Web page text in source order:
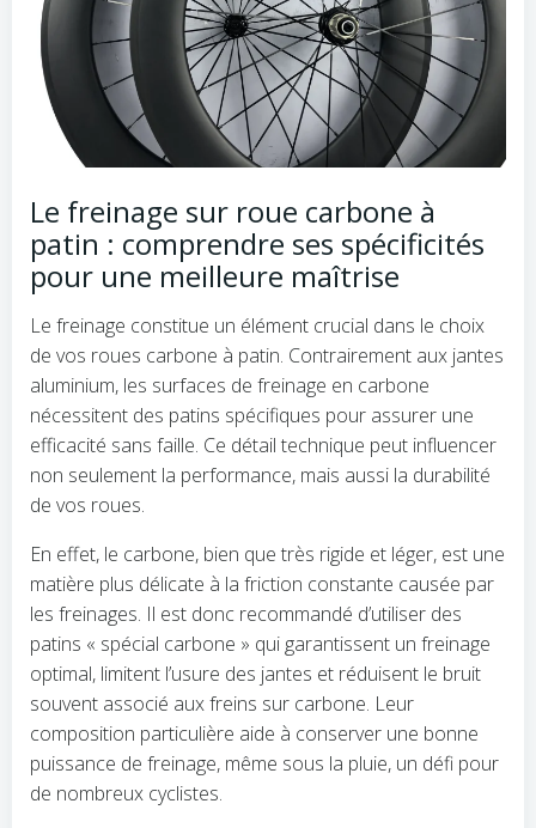
Le freinage sur roue carbone à
patin : comprendre ses spécificités
pour une meilleure maîtrise
Le freinage constitue un élément crucial dans le choix
de vos roues carbone à patin. Contrairement aux jantes
aluminium, les surfaces de freinage en carbone
nécessitent des patins spécifiques pour assurer une
efficacité sans faille. Ce détail technique peut influencer
non seulement la performance, mais aussi la durabilité
de vos roues.
En effet, le carbone, bien que très rigide et léger, est une
matière plus délicate à la friction constante causée par
les freinages. Il est donc recommandé d’utiliser des
patins « spécial carbone » qui garantissent un freinage
optimal, limitent l’usure des jantes et réduisent le bruit
souvent associé aux freins sur carbone. Leur
composition particulière aide à conserver une bonne
puissance de freinage, même sous la pluie, un défi pour
de nombreux cyclistes.